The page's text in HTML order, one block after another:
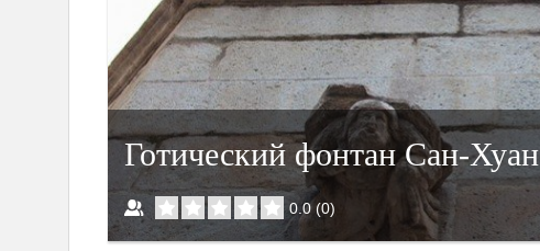
Готический фонтан Сан-Хуан
0.0 (0)